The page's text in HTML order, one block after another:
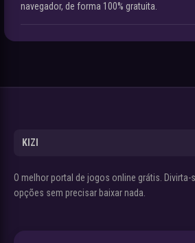
navegador, de forma 100% gratuita.
KIZI
O melhor portal de jogos online grátis. Divirta-
opções sem precisar baixar nada.